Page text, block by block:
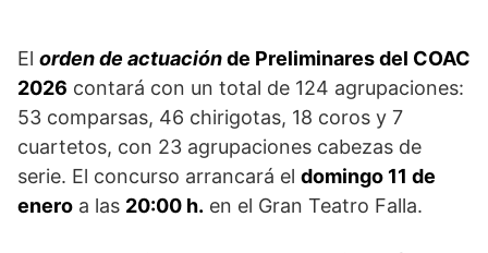
El orden de actuaciónde Preliminares del COAC
2026 contará con un total de 124 agrupaciones:
53 comparsas, 46 chirigotas, 18 coros y 7
cuartetos, con 23 agrupaciones cabezas de
serie. El concurso arrancará el domingo 11 de
enero a las 20:00 h. en el Gran Teatro Falla.